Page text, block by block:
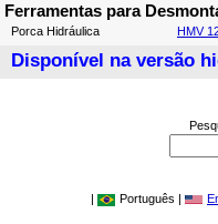
Ferramentas para
Porca Hidráulica
HMV
Disponível na versão
| Português |